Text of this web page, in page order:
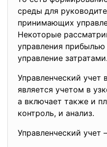
среды для
принимающих
Некоторые
управления
управление затратами.
Управленческий учет
является учетом в
а включает также и
контроль, и анализ.
Управленческий учет